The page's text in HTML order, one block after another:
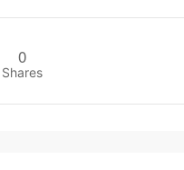
0
Shares